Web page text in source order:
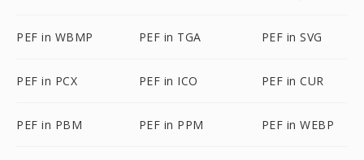
PEF in WBMP PEF in TGA PEF in SVG
PEF in PCX PEF in ICO PEF in CUR
PEF in PBM PEF in PPM PEF in WEBP